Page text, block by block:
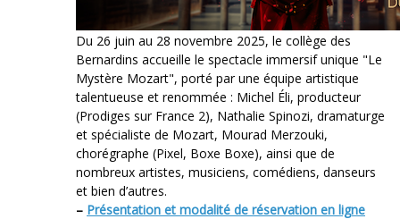
Du 26 juin au 28 novembre 2025, le collège des
Bernardins accueille le spectacle immersif unique "Le
Mystère Mozart", porté par une équipe artistique
talentueuse et renommée : Michel Éli, producteur
(Prodiges sur France 2), Nathalie Spinozi, dramaturge
et spécialiste de Mozart, Mourad Merzouki,
chorégraphe (Pixel, Boxe Boxe), ainsi que de
nombreux artistes, musiciens, comédiens, danseurs
et bien d’autres.
– Présentation et modalité de réservation en ligne